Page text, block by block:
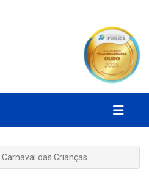
Carnaval das Crianças